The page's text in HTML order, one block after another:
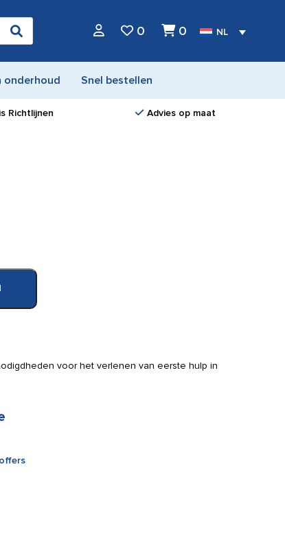
0 0 NL
onderhoud Snel bestellen
Richtlijnen Advies op maat
voor het verlenen van eerste hulp in